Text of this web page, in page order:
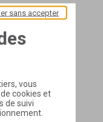
vous
cookies et
de suivi
sans accepter